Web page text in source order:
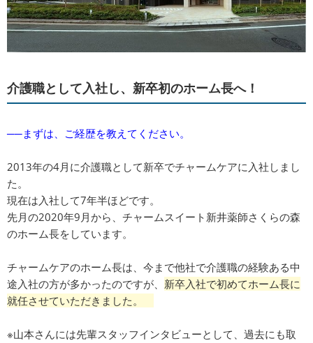
介護職として入社し、新卒初のホーム長へ！
──まずは、ご経歴を教えてください。
2013年の4月に介護職として新卒でチャームケアに入社しまし
た。
現在は入社して7年半ほどです。
先月の2020年9月から、チャームスイート新井薬師さくらの森
のホーム長をしています。
チャームケアのホーム長は、今まで他社で介護職の経験ある中
途入社の方が多かったのですが、 新卒入社で初めてホーム長に
就任させていただきました。
※山本さんには先輩スタッフインタビューとして、過去にも取